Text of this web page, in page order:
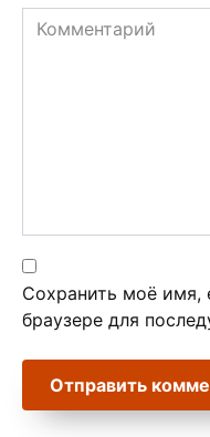
Комментарий
Сохранить моё имя,
браузере для